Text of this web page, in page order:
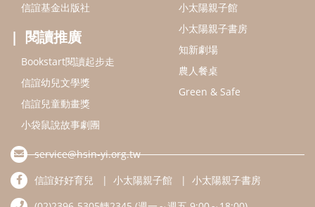
信誼基金出版社
閱讀推廣
Bookstart閱讀起步走
信誼幼兒文學獎
信誼兒童動畫獎
小袋鼠說故事劇團
小太陽親子館
小太陽親子書房
知新劇場
農人餐桌
Green & Safe
service@hsin-yi.org.tw
信誼好好育兒
小太陽親子館
小太陽親子書房